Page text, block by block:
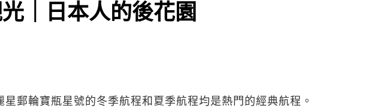
｜日本人的後花園
郵輪寶瓶星號的冬季航程和夏季航程均是熱門的經典航程。